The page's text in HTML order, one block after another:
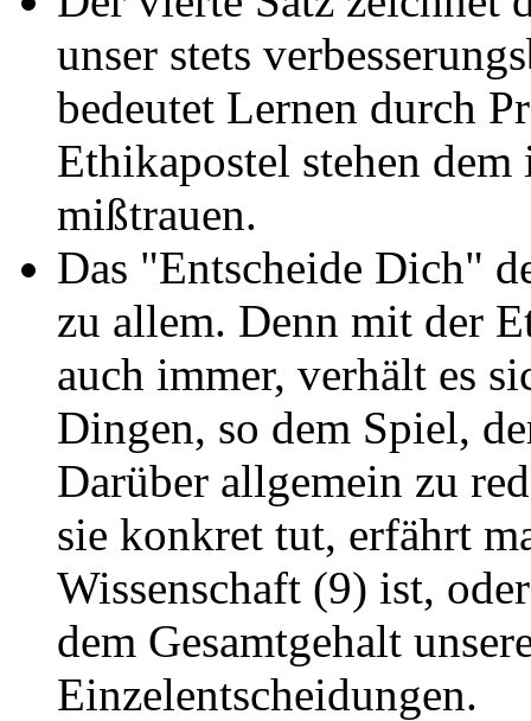
unser stets
bedeutet Lernen durch
Ethikapostel stehen
mißtrauen.
Das "Entscheide Dich"
zu allem. Denn mit der
auch immer, verhält es
Dingen, so dem Spiel,
Darüber allgemein zu
sie konkret tut, erfährt
Wissenschaft (9) ist,
dem Gesamtgehalt
Einzelentscheidungen.